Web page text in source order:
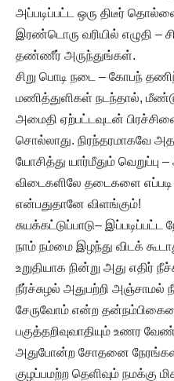
அப்படிப்பட்ட ஒரு திடீர்
இரண்டொரு வரியில் எழுதி –
தண்ணீர் அருந்துங்கள்.
சிறு பொடி நடை – கோபந்
மணித்துளிகள் நடந்தால்,
அமைதி ஏற்பட்டவுடன்
சொல்லாது. நிரந்தரமாகவே
யோசித்து யார்மீதும்
விடைகளிலே தடைகளை
என்பதுதானே விளங்கும்!
சுயக்கட்டுப்பாடு–
நாம் நம்மை இழந்து விடக்
உறுதியாக நின்று அது எதிர்
நீர்ச்சுழல் அதுபற்றி அஞ்சாமல்
சேருவோம் என்ற
பகுத்தறிவுவாதியும் உணர
அதுபோன்ற சோதனை
குழப்பமற்ற தெளிவும் நமக்கு